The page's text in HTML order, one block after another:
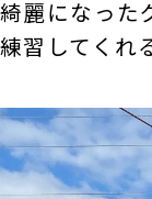
綺麗になった
練習してくれ